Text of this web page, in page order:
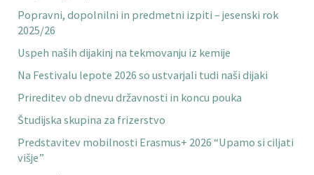
Popravni, dopolnilni in predmetni izpiti – jesenski rok
2025/26
Uspeh naših dijakinj na tekmovanju iz kemije
Na Festivalu lepote 2026 so ustvarjali tudi naši dijaki
Prireditev ob dnevu državnosti in koncu pouka
Študijska skupina za frizerstvo
Predstavitev mobilnosti Erasmus+ 2026 “Upamo si ciljati
višje”